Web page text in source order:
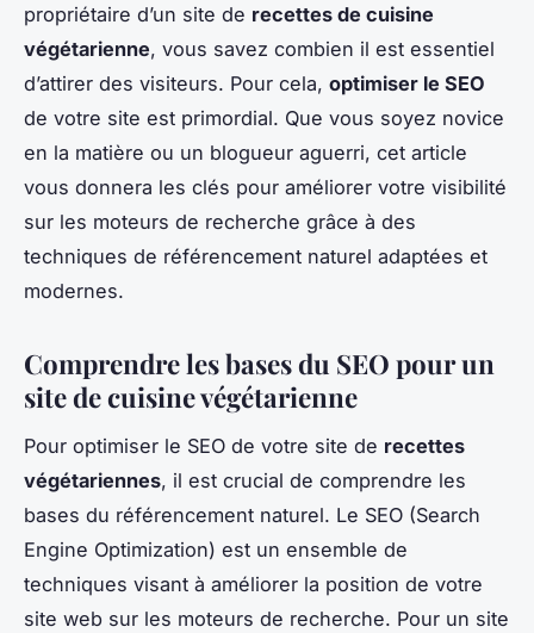
propriétaire d’un site de recettes de cuisine
végétarienne, vous savez combien il est essentiel
d’attirer des visiteurs. Pour cela, optimiser le SEO
de votre site est primordial. Que vous soyez novice
en la matière ou un blogueur aguerri, cet article
vous donnera les clés pour améliorer votre visibilité
sur les moteurs de recherche grâce à des
techniques de référencement naturel adaptées et
modernes.
Comprendre les bases du SEO pour un
site de cuisine végétarienne
Pour optimiser le SEO de votre site de recettes
végétariennes, il est crucial de comprendre les
bases du référencement naturel. Le SEO (Search
Engine Optimization) est un ensemble de
techniques visant à améliorer la position de votre
site web sur les moteurs de recherche. Pour un site